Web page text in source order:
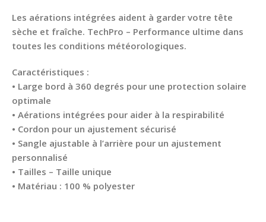
Les aérations intégrées aident à garder votre tête
sèche et fraîche. TechPro – Performance ultime dans
toutes les conditions météorologiques.
Caractéristiques :
• Large bord à 360 degrés pour une protection solaire
optimale
• Aérations intégrées pour aider à la respirabilité
• Cordon pour un ajustement sécurisé
• Sangle ajustable à l’arrière pour un ajustement
personnalisé
• Tailles – Taille unique
• Matériau : 100 % polyester